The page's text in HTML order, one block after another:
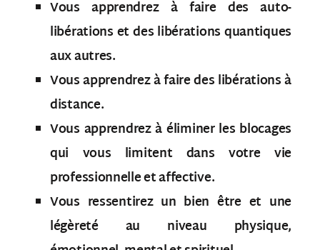
Vous apprendrez à faire des auto-
libérations et des libérations quantiques
aux autres.
Vous apprendrez à faire des libérations à
distance.
Vous apprendrez à éliminer les blocages
qui vous limitent dans votre vie
professionnelle et affective.
Vous ressentirez un bien être et une
légèreté au niveau physique,